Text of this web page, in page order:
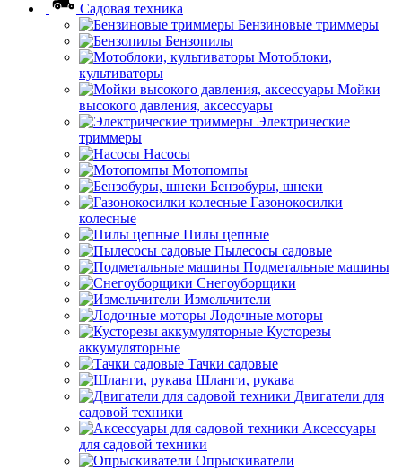
Садовая техника
Бензиновые триммеры
Бензопилы
Мотоблоки,
культиваторы
Мойки
высокого давления, аксессуары
Электрические
триммеры
Насосы
Мотопомпы
Бензобуры, шнеки
Газонокосилки
колесные
Пилы цепные
Пылесосы садовые
Подметальные машины
Снегоуборщики
Измельчители
Лодочные моторы
Кусторезы
аккумуляторные
Тачки садовые
Шланги, рукава
Двигатели для
садовой техники
Аксессуары
для садовой техники
Опрыскиватели